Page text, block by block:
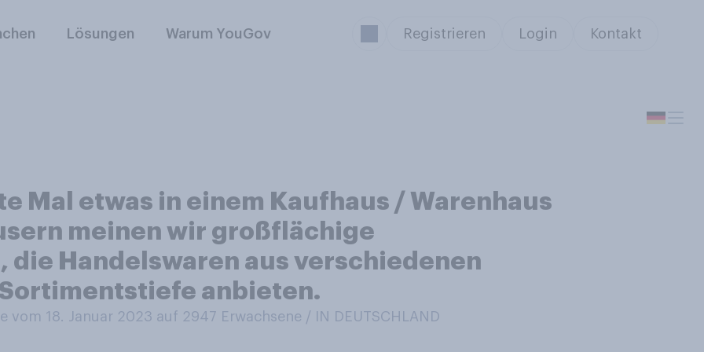
Lösungen Warum YouGov Registrieren Login Kontakt
Mal etwas in einem Kaufhaus / Warenhaus
meinen wir großflächige
Handelswaren aus verschiedenen
anbieten.
vom 18. Januar 2023 auf 2947 Erwachsene / IN DEUTSCHLAND